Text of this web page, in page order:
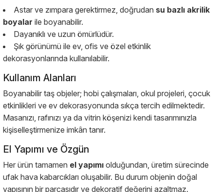
Astar ve zımpara gerektirmez, doğrudan su bazlı akrilik
boyalar ile boyanabilir.
Dayanıklı ve uzun ömürlüdür.
Şık görünümü ile ev, ofis ve özel etkinlik
dekorasyonlarında kullanılabilir.
Kullanım Alanları
Boyanabilir taş objeler; hobi çalışmaları, okul projeleri, çocuk
etkinlikleri ve ev dekorasyonunda sıkça tercih edilmektedir.
Masanızı, rafınızı ya da vitrin köşenizi kendi tasarımınızla
kişiselleştirmenize imkân tanır.
El Yapımı ve Özgün
Her ürün tamamen el yapımı olduğundan, üretim sürecinde
ufak hava kabarcıkları oluşabilir. Bu durum objenin doğal
yapısının bir parçasıdır ve dekoratif değerini azaltmaz.